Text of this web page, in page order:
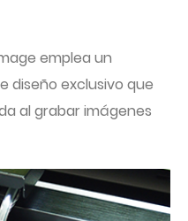
emplea un
diseño exclusivo que
al grabar imágenes